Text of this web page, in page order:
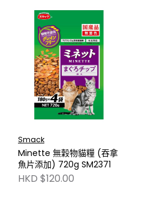
Smack
Minette 無穀物貓糧 (吞拿
魚片添加) 720g SM2371
HKD $120.00